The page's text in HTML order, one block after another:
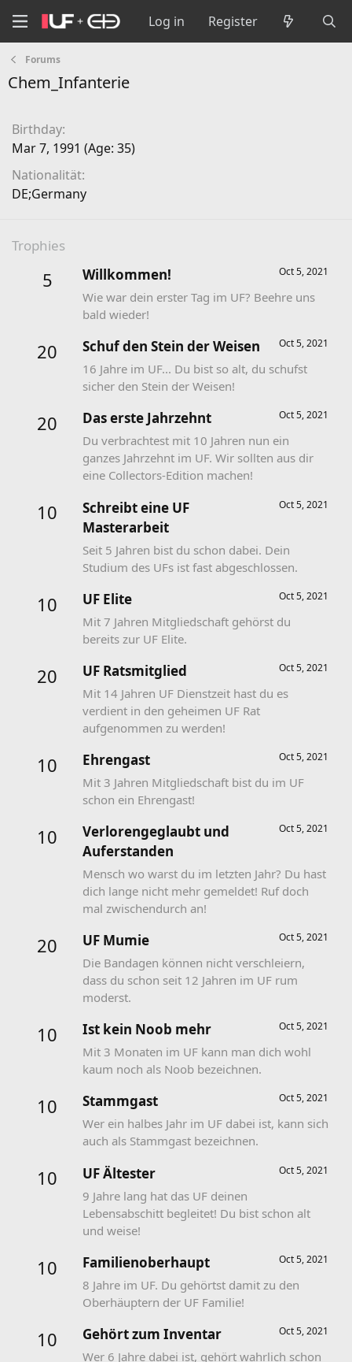
Log in Register
Forums
Chem_Infanterie
Birthday
Mar 7, 1991 (Age: 35)
Nationalität
DE;Germany
Trophies
5 Oct 5, 2021
Willkommen!
Wie war dein erster Tag im UF? Beehre uns
bald wieder!
20 Oct 5, 2021
Schuf den Stein der Weisen
16 Jahre im UF... Du bist so alt, du schufst
sicher den Stein der Weisen!
20 Oct 5, 2021
Das erste Jahrzehnt
Du verbrachtest mit 10 Jahren nun ein
ganzes Jahrzehnt im UF. Wir sollten aus dir
eine Collectors-Edition machen!
10 Oct 5, 2021
Schreibt eine UF
Masterarbeit
Seit 5 Jahren bist du schon dabei. Dein
Studium des UFs ist fast abgeschlossen.
10 Oct 5, 2021
UF Elite
Mit 7 Jahren Mitgliedschaft gehörst du
bereits zur UF Elite.
20 Oct 5, 2021
UF Ratsmitglied
Mit 14 Jahren UF Dienstzeit hast du es
verdient in den geheimen UF Rat
aufgenommen zu werden!
10 Oct 5, 2021
Ehrengast
Mit 3 Jahren Mitgliedschaft bist du im UF
schon ein Ehrengast!
10 Oct 5, 2021
Verlorengeglaubt und
Auferstanden
Mensch wo warst du im letzten Jahr? Du hast
dich lange nicht mehr gemeldet! Ruf doch
mal zwischendurch an!
20 Oct 5, 2021
UF Mumie
Die Bandagen können nicht verschleiern,
dass du schon seit 12 Jahren im UF rum
moderst.
10 Oct 5, 2021
Ist kein Noob mehr
Mit 3 Monaten im UF kann man dich wohl
kaum noch als Noob bezeichnen.
10 Oct 5, 2021
Stammgast
Wer ein halbes Jahr im UF dabei ist, kann sich
auch als Stammgast bezeichnen.
10 Oct 5, 2021
UF Ältester
9 Jahre lang hat das UF deinen
Lebensabschitt begleitet! Du bist schon alt
und weise!
10 Oct 5, 2021
Familienoberhaupt
8 Jahre im UF. Du gehörtst damit zu den
Oberhäuptern der UF Familie!
10 Oct 5, 2021
Gehört zum Inventar
Wer 6 Jahre dabei ist, gehört wahrlich schon